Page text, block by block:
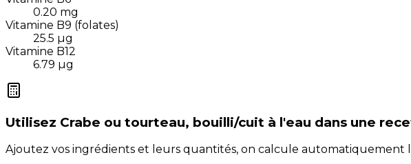
0.20 mg
Vitamine B9 (folates)
25.5 µg
Vitamine B12
6.79 µg
Utilisez Crabe ou tourteau, bouilli/cuit à l'eau dans une
Ajoutez vos ingrédients et leurs quantités, on calcule automatiquement